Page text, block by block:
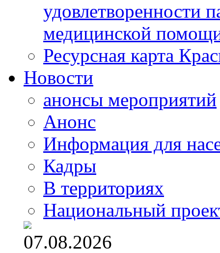
удовлетворенности
медицинской
Ресурсная карта
Новости
анонсы мероприятий
Анонс
Информация для
Кадры
В территориях
Национальный
07.08.2026